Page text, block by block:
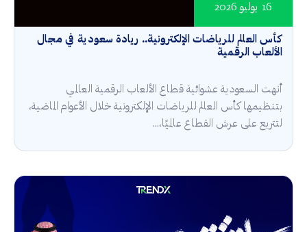
كأس العالم للرياضات الإلكترونية.. ريادة سعودية في مجال
الألعاب الرقمية
16 يوليو 2026
أنهت السعودية عشوائية قطاع الألعاب الرقمية العالمي
بتنظيمها كأس العالم للرياضات الإلكترونية خلال الأعوام الماضية،
لتتربع على عرش القطاع عالميًا،...